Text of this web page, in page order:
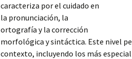
caracteriza por el cuidado en
la pronunciación, la
ortografía y la corrección
morfológica y sintáctica. Este nivel
contexto, incluyendo los más